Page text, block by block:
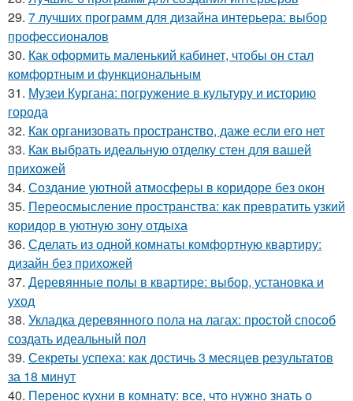
29. 7 лучших программ для дизайна интерьера: выбор
профессионалов
30. Как оформить маленький кабинет, чтобы он стал
комфортным и функциональным
31. Музеи Кургана: погружение в культуру и историю
города
32. Как организовать пространство, даже если его нет
33. Как выбрать идеальную отделку стен для вашей
прихожей
34. Создание уютной атмосферы в коридоре без окон
35. Переосмысление пространства: как превратить узкий
коридор в уютную зону отдыха
36. Сделать из одной комнаты комфортную квартиру:
дизайн без прихожей
37. Деревянные полы в квартире: выбор, установка и
уход
38. Укладка деревянного пола на лагах: простой способ
создать идеальный пол
39. Секреты успеха: как достичь 3 месяцев результатов
за 18 минут
40. Перенос кухни в комнату: все, что нужно знать о